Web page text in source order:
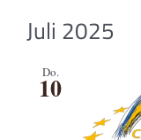
Juli 2025
Do.
10